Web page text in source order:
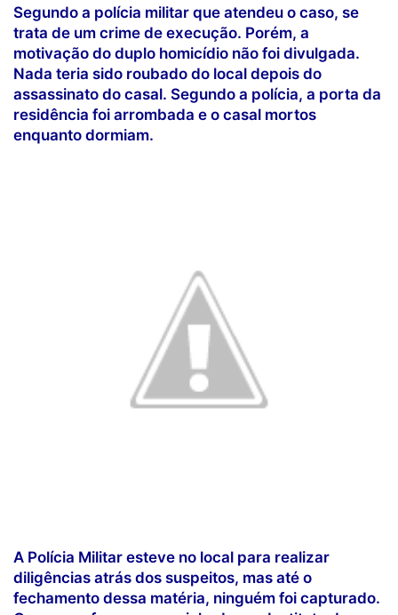
Segundo a polícia militar que atendeu o caso, se
trata de um crime de execução. Porém, a
motivação do duplo homicídio não foi divulgada.
Nada teria sido roubado do local depois do
assassinato do casal. Segundo a polícia, a porta da
residência foi arrombada e o casal mortos
enquanto dormiam.
A Polícia Militar esteve no local para realizar
diligências atrás dos suspeitos, mas até o
fechamento dessa matéria, ninguém foi capturado.